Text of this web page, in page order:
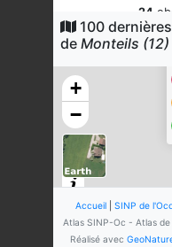
24
100
de Monteils (12)
+
−
Accueil| SINP de
Atlas SINP-Oc - Atlas
Réalisé avec